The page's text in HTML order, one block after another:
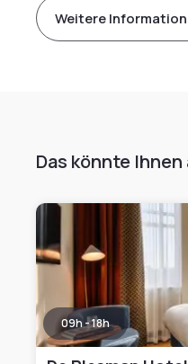
Weitere
Das könnte
09h - 18h